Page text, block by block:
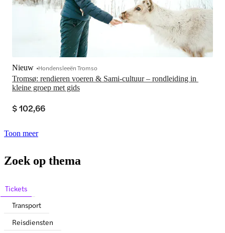
Tromsø: rendieren voeren & Sami-cultuur – rondleiding in
kleine groep met gids
Nieuw Hondensleeën Tromso
$ 102,66
Toon meer
Zoek op thema
Tickets
Transport
Reisdiensten